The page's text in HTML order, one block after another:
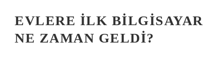
EVLERE ILK BILGISAYAR
NE ZAMAN GELDI?